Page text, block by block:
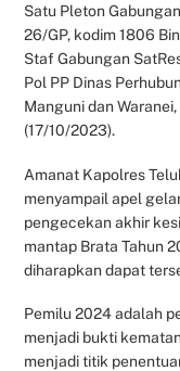
Satu Pleton
26/GP, kodim 1806
Staf Gabungan
Pol PP Dinas
Manguni dan
(17/10/2023).
Amanat Kapolres
menyampail apel
pengecekan akhir
mantap Brata Tahun
diharapkan dapat
Pemilu 2024 adalah
menjadi bukti
menjadi titik